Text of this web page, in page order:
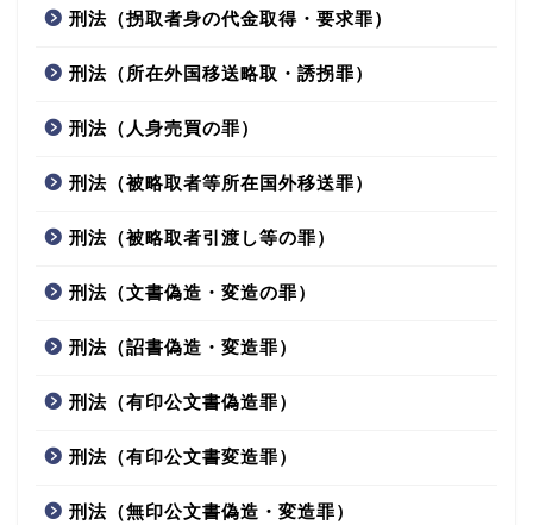
刑法（拐取者身の代金取得・要求罪）
刑法（所在外国移送略取・誘拐罪）
刑法（人身売買の罪）
刑法（被略取者等所在国外移送罪）
刑法（被略取者引渡し等の罪）
刑法（文書偽造・変造の罪）
刑法（詔書偽造・変造罪）
刑法（有印公文書偽造罪）
刑法（有印公文書変造罪）
刑法（無印公文書偽造・変造罪）